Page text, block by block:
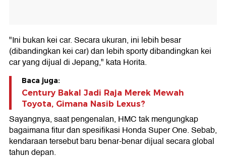
"Ini bukan kei car. Secara ukuran, ini lebih besar
(dibandingkan kei car) dan lebih sporty dibandingkan kei
car yang dijual di Jepang," kata Horita.
Baca juga:
Century Bakal Jadi Raja Merek Mewah
Toyota, Gimana Nasib Lexus?
Sayangnya, saat pengenalan, HMC tak mengungkap
bagaimana fitur dan spesifikasi Honda Super One. Sebab,
kendaraan tersebut baru benar-benar dijual secara global
tahun depan.